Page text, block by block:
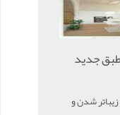
جدید
شدن و